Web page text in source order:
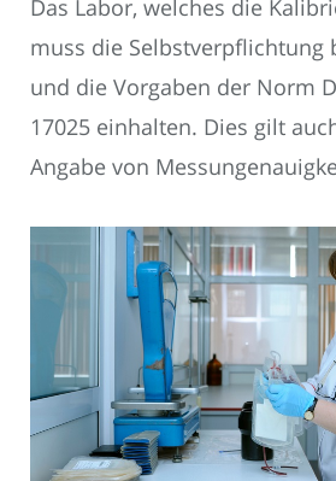
Das Labor, welches die
muss die Selbstverpflichtung
und die Vorgaben der Norm
17025 einhalten. Dies gilt
Angabe von